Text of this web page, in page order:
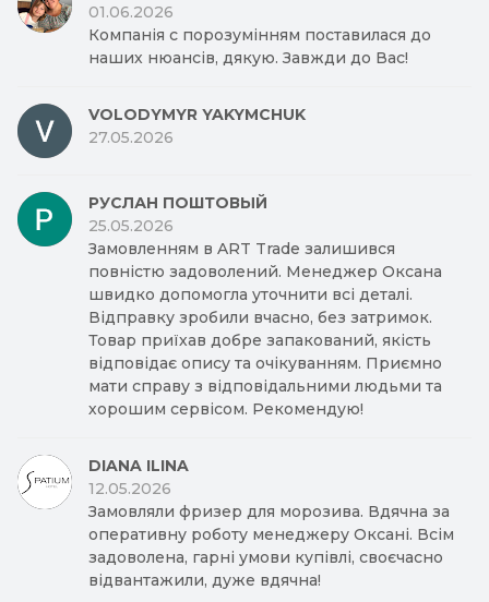
01.06.2026
Компанія с порозумінням поставилася до
наших нюансів, дякую. Завжди до Вас!
VOLODYMYR YAKYMCHUK
27.05.2026
РУСЛАН ПОШТОВЫЙ
25.05.2026
Замовленням в ART Trade залишився
повністю задоволений. Менеджер Оксана
швидко допомогла уточнити всі деталі.
Відправку зробили вчасно, без затримок.
Товар приїхав добре запакований, якість
відповідає опису та очікуванням. Приємно
мати справу з відповідальними людьми та
хорошим сервісом. Рекомендую!
DIANA ILINA
12.05.2026
Замовляли фризер для морозива. Вдячна за
оперативну роботу менеджеру Оксані. Всім
задоволена, гарні умови купівлі, своєчасно
відвантажили, дуже вдячна!